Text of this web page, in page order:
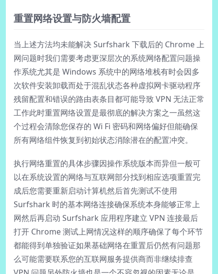
重置网络设置与防火墙配置
当上述方法均未能解决 Surfshark 下载后的 Chrome 上
网问题时我们需要考虑更深层次的系统网络配置问题操
作系统尤其是 Windows 系统中的网络堆栈有时会因多
次软件安装卸载而处于混乱状态各种虚拟网卡驱动程序
残留配置和错误的路由表条目都可能导致 VPN 无法正常
工作此时重置网络设置是最彻底的解决方案之一虽然这
个过程会清除您保存的 Wi Fi 密码和网络偏好但能确保
所有网络组件恢复到初始状态消除潜在的配置冲突。
执行网络重置的具体步骤因操作系统版本而异但一般可
以在系统设置的网络与互联网部分找到相应选项重置完
成后您需要重新启动计算机然后首先测试不使用
Surfshark 时的基本网络连接确保系统本身能够正常上
网然后再启动 Surfshark 应用程序建立 VPN 连接最后
打开 Chrome 测试上网情况这样的顺序确保了每个环节
都能得到单独验证如果基础网络在重置后仍然有问题那
么可能需要联系您的互联网服务提供商而非继续排查